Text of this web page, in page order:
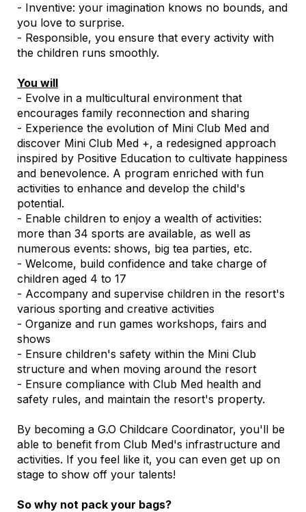
- Inventive: your imagination knows no bounds, and
you love to surprise.
- Responsible, you ensure that every activity with
the children runs smoothly.
You will
- Evolve in a multicultural environment that
encourages family reconnection and sharing
- Experience the evolution of Mini Club Med and
discover Mini Club Med +, a redesigned approach
inspired by Positive Education to cultivate happiness
and benevolence. A program enriched with fun
activities to enhance and develop the child's
potential.
- Enable children to enjoy a wealth of activities:
more than 34 sports are available, as well as
numerous events: shows, big tea parties, etc.
- Welcome, build confidence and take charge of
children aged 4 to 17
- Accompany and supervise children in the resort's
various sporting and creative activities
- Organize and run games workshops, fairs and
shows
- Ensure children's safety within the Mini Club
structure and when moving around the resort
- Ensure compliance with Club Med health and
safety rules, and maintain the resort's property.
By becoming a G.O Childcare Coordinator, you'll be
able to benefit from Club Med's infrastructure and
activities. If you feel like it, you can even get up on
stage to show off your talents!
So why not pack your bags?